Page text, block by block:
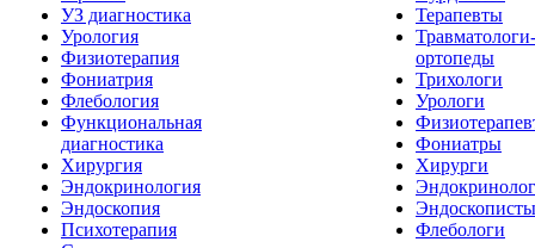
УЗ диагностика
Урология
Физиотерапия
Фониатрия
Флебология
Функциональная
диагностика
Хирургия
Эндокринология
Эндоскопия
Психотерапия
Терапевты
Травматологи-
ортопеды
Трихологи
Урологи
Фониатры
Хирурги
Эндоскописты
Флебологи